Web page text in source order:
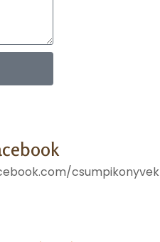
csumpikonyvek